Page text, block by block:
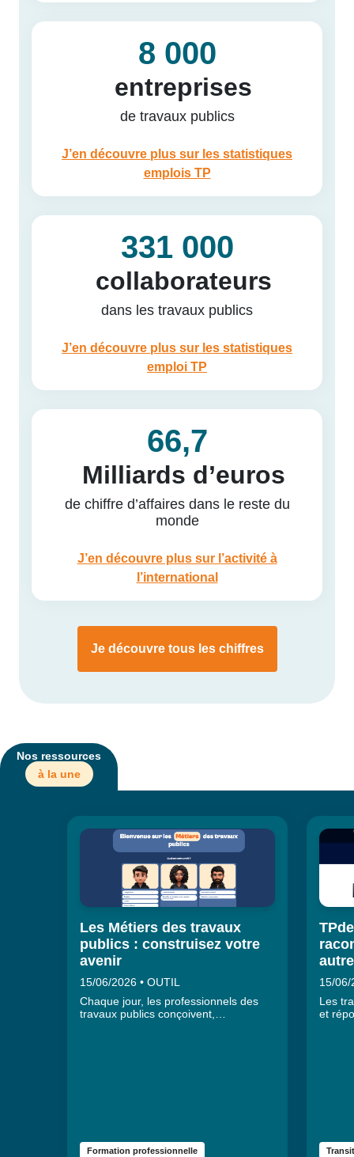
8 000
entreprises
de travaux publics
J’en découvre plus sur les statistiques
emplois TP
331 000
collaborateurs
dans les travaux publics
J’en découvre plus sur les statistiques
emploi TP
66,7
Milliards d’euros
de chiffre d’affaires dans le reste du
monde
J’en découvre plus sur l’activité à
l’international
Je découvre tous les chiffres
Nos ressources
à la une
Les Métiers des travaux
publics : construisez votre
avenir
15/06/2026 • OUTIL
Chaque jour, les professionnels des
travaux publics conçoivent,
Formation professionnelle
15/06/
Les
et